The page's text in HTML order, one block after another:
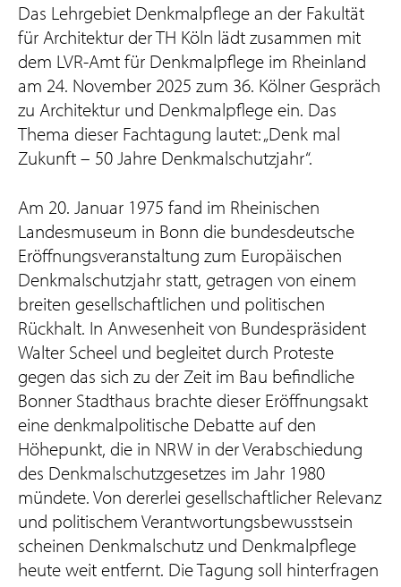
Das Lehrgebiet Denkmalpflege an der Fakultät
für Architektur der TH Köln lädt zusammen mit
dem LVR-Amt für Denkmalpflege im Rheinland
am 24. November 2025 zum 36. Kölner Gespräch
zu Architektur und Denkmalpflege ein. Das
Thema dieser Fachtagung lautet: „Denk mal
Zukunft – 50 Jahre Denkmalschutzjahr“.
Am 20. Januar 1975 fand im Rheinischen
Landesmuseum in Bonn die bundesdeutsche
Eröffnungsveranstaltung zum Europäischen
Denkmalschutzjahr statt, getragen von einem
breiten gesellschaftlichen und politischen
Rückhalt. In Anwesenheit von Bundespräsident
Walter Scheel und begleitet durch Proteste
gegen das sich zu der Zeit im Bau befindliche
Bonner Stadthaus brachte dieser Eröffnungsakt
eine denkmalpolitische Debatte auf den
Höhepunkt, die in NRW in der Verabschiedung
des Denkmalschutzgesetzes im Jahr 1980
mündete. Von dererlei gesellschaftlicher Relevanz
und politischem Verantwortungsbewusstsein
scheinen Denkmalschutz und Denkmalpflege
heute weit entfernt. Die Tagung soll hinterfragen